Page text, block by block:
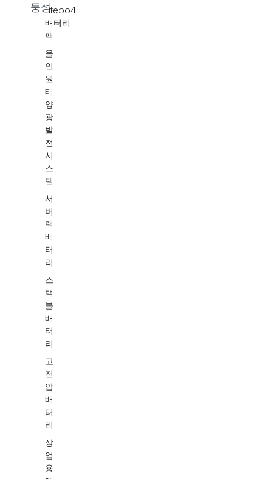
Lifepo4
배터리
팩
올
인
원
태
양
광
발
전
시
스
템
서
버
랙
배
터
리
스
택
블
배
터
리
고
전
압
배
터
리
상
업
용
둥성.